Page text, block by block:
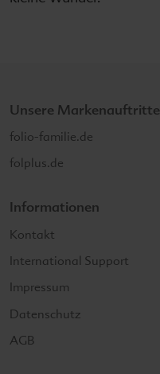
Unsere Markenauftritte
folio-familie.de
folplus.de
Informationen
Kontakt
International Support
Impressum
Datenschutz
AGB